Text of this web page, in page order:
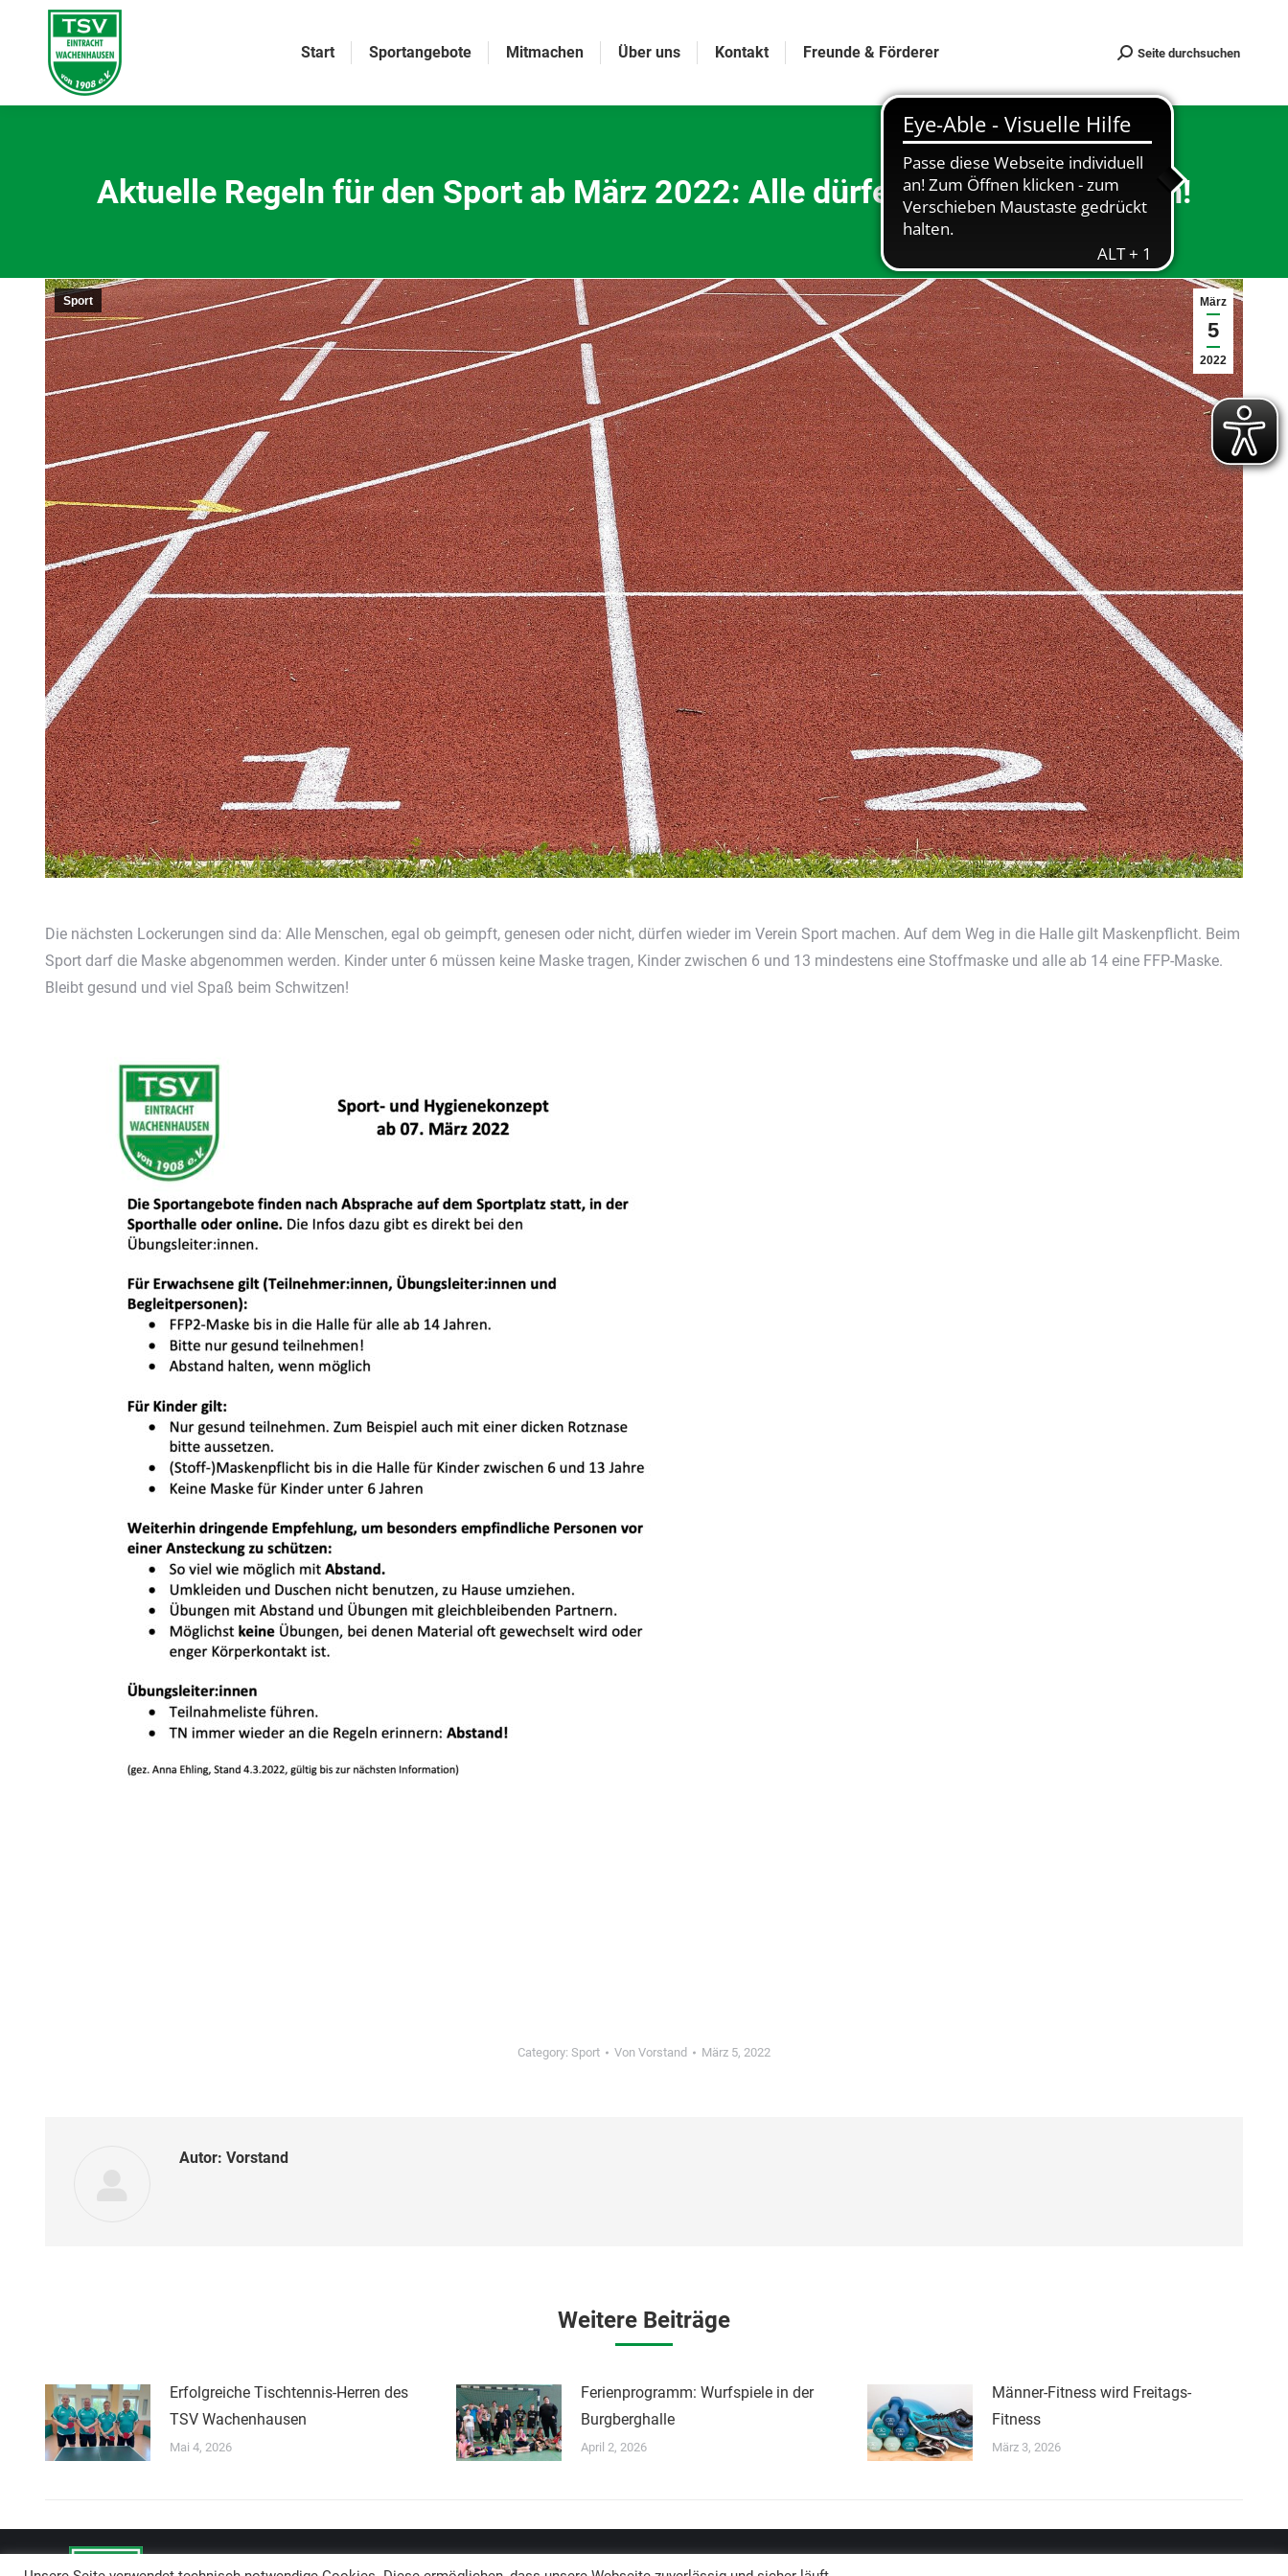
Start Sportangebote Mitmachen Über uns Kontakt Freunde & Förderer Search:
Seite durchsuchen
Aktuelle Regeln für den Sport ab März 2022: Alle dürfen wieder mitmachen!
März
5
2022
Sport
Die nächsten Lockerungen sind da: Alle Menschen, egal ob geimpft, genesen oder nicht, dürfen wieder im Verein Sport machen. Auf dem Weg in die Halle gilt Maskenpflicht. Beim
Sport darf die Maske abgenommen werden. Kinder unter 6 müssen keine Maske tragen, Kinder zwischen 6 und 13 mindestens eine Stoffmaske und alle ab 14 eine FFP-Maske.
Bleibt gesund und viel Spaß beim Schwitzen!
Category: Sport Von Vorstand März 5, 2022
Autor: Vorstand
Weitere Beiträge
Erfolgreiche Tischtennis-Herren des
TSV Wachenhausen
Mai 4, 2026
Ferienprogramm: Wurfspiele in der
Burgberghalle
April 2, 2026
Männer-Fitness wird Freitags-
Fitness
März 3, 2026